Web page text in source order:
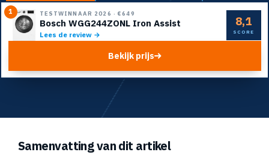
Naar de top 5 Doe de keuzehulp
1 TESTWINNAAR 2026 · €649
Bosch WGG244ZONL Iron Assist
Lees de review →
8,1
SCORE
Bekijk prijs
Samenvatting van dit artikel